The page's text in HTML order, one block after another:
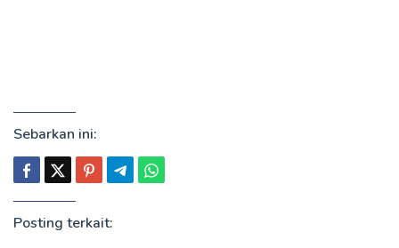
Sebarkan ini:
Posting terkait: